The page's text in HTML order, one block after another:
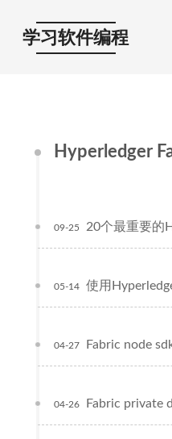
学习软件编程
Hyperledger
20个最重要的
09-25
使用
05-14
Fabric node
04-27
Fabric private
04-26